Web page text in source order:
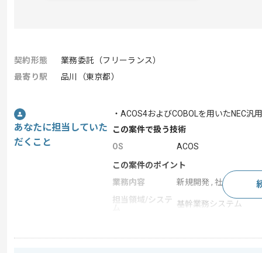
契約形態
業務委託（フリーランス）
最寄り駅
品川（東京都）
あなたに担当していた
だくこと
・ACOS4およびCOBOLを用いたNEC
この案件で扱う技術
OS
ACOS
この案件のポイント
業務内容
新規開発 , 社内システ
担当領域/システ 基幹業務システム